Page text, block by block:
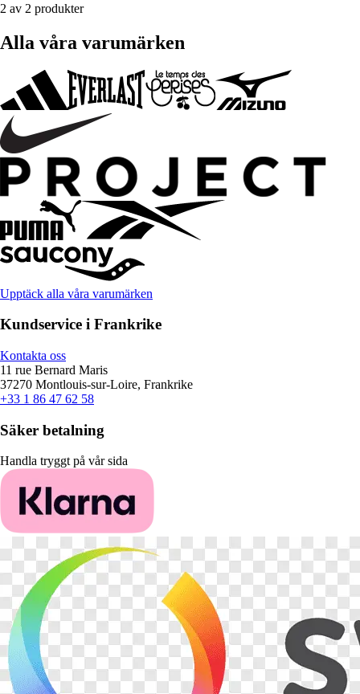
2 av 2 produkter
Alla våra varumärken
Upptäck alla våra varumärken
Kundservice i Frankrike
Kontakta oss
11 rue Bernard Maris
37270 Montlouis-sur-Loire, Frankrike
+33 1 86 47 62 58
Säker betalning
Handla tryggt på vår sida